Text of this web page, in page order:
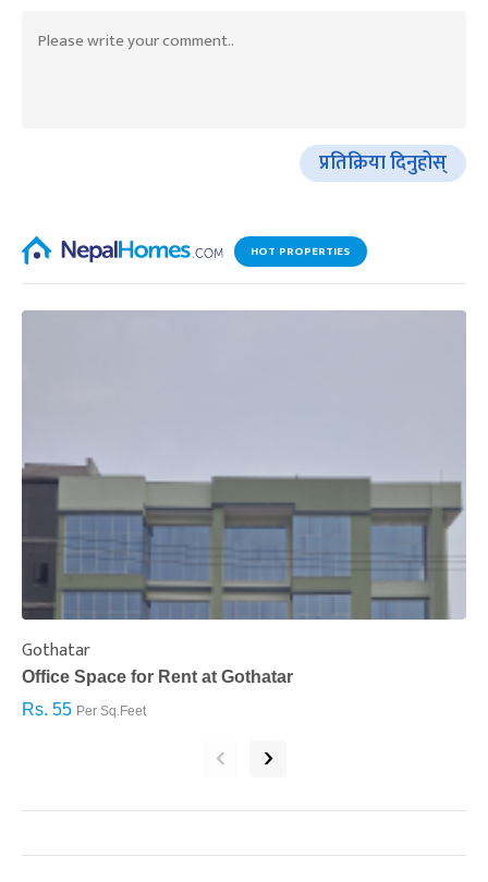
प्रतिक्रिया दिनुहोस्
HOT PROPERTIES
Gothatar
Office Space for Rent at Gothatar
Rs. 55 Per Sq.Feet
‹ ›